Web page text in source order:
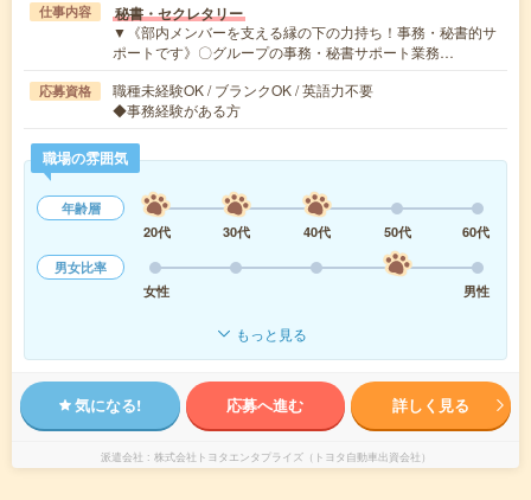
仕事内容 秘書・セクレタリー
▼《部内メンバーを支える縁の下の力持ち！事務・秘書的サ
ポートです》〇グループの事務・秘書サポート業務…
応募資格
職種未経験OK / ブランクOK / 英語力不要
◆事務経験がある方
職場の雰囲気
年齢層
20代
30代 40代 50代
60代
男女比率
女性
男性
もっと見る
気になる! 応募へ進む 詳しく見る
派遣会社 株式会社トヨタエンタプライズ（トヨタ自動車出資会社）